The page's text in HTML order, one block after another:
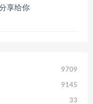
享给你
9709
9145
33